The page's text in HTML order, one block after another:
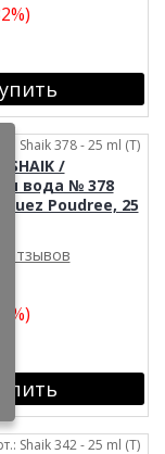
Shaik 378 - 25 ml (T)
SHAIK /
вода № 378
Poudree, 25
9 отзывов
Shaik 342 - 25 ml (T)